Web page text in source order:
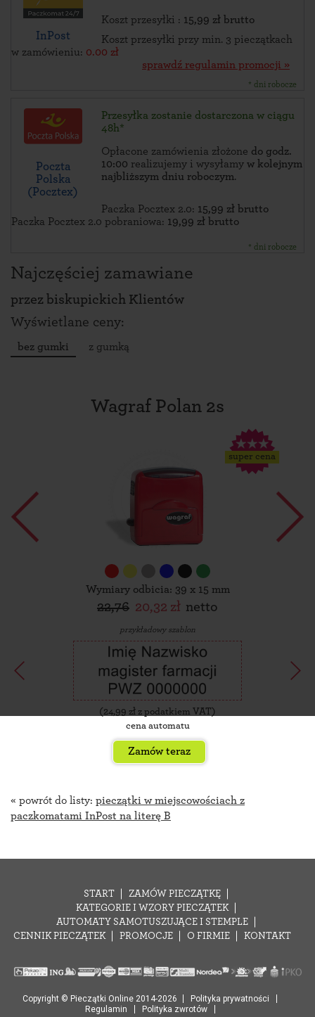
InPost
Koszt przesyłki : 15,99 zł brutto
Koszt przesyłki przy min. 3 pieczątkach
w zamówieniu: 0.00 zł
sprawdź regulamin promocji »
* dni robocze
Poczta
Polska
(Pocztex)
Przesyłka zostanie dostarczona w ciągu
48h*
Opłacone zamówienia złożone do godz.
10:00 realizujemy i wysyłamy w kolejnym
najbliższym dniu roboczym.
Paczka Pocztex 2.0: 15,99 zł brutto
Paczka Pocztex 2.0 pobraniowa: 19,99 zł brutto
* dni robocze
Najczęściej zamawiane
przez biskupickich Klientów
Wyświetlane ceny:
bez gumki z gumką
Wagraf Polan 2s
super cena
Wymiary odbicia: 39 x 15 mm
22,76 20,32 zł netto
przykładowy szablon
( 24,99 zł z podatkiem VAT)
cena automatu
Zamów teraz
« powrót do listy: pieczątki w miejscowościach z
paczkomatami InPost na literę B
START
ZAMÓW PIECZĄTKĘ
KATEGORIE I WZORY PIECZĄTEK
AUTOMATY SAMOTUSZUJĄCE I STEMPLE
CENNIK PIECZĄTEK
PROMOCJE O FIRMIE KONTAKT
Copyright © Pieczątki Online 2014-2026
Polityka prywatności
Regulamin
Polityka zwrotów